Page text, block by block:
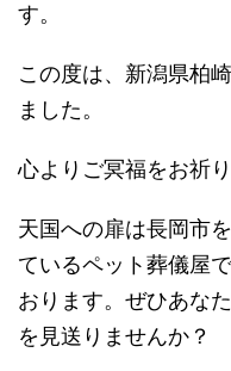
す。
この度は、新潟県柏
ました。
心よりご冥福をお祈り
天国への扉は長岡市
ているペット葬儀屋
おります。ぜひあな
を見送りませんか？